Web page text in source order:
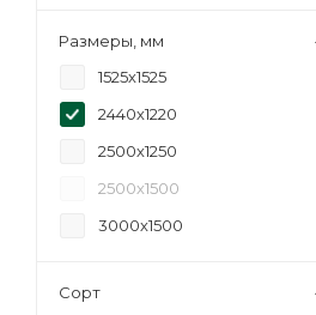
18
Размеры, мм
1525х1525
2440х1220
2500х1250
2500х1500
3000х1500
Сорт